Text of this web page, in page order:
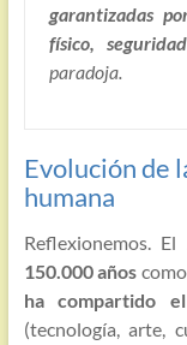
garantizadas
físico,
paradoja.
Evolución de
humana
Reflexionemos. El
150.000 años
ha compartido
(tecnología, arte,